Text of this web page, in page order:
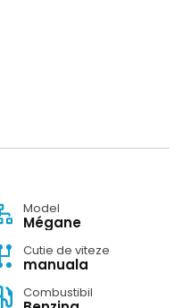
Model
Mégane
Cutie de viteze
manuala
Combustibil